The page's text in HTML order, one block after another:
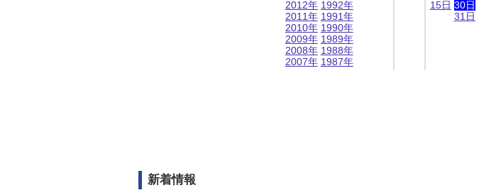
2012年
2011年
2010年
2009年
2008年
2007年
1992年
1991年
1990年
1989年
1988年
1987年
15日 30日
31日
新着情報